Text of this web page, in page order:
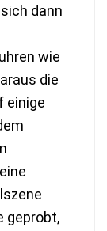
dann
wie
die
einige
geprobt,